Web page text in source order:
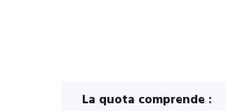
La quota comprende :